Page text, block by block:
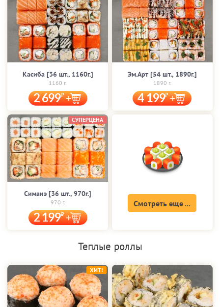
Касиба [36 шт., 1160г.]
1160 г.
2 699
Эм.Арт [54 шт., 1890г.]
1890 г.
4 199
Симанэ [36 шт., 970г.]
970 г.
2 199
СУПЕРЦЕНА
Смотреть еще ...
Теплые роллы
ХИТ!